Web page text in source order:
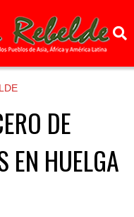
DE
EN HUELGA